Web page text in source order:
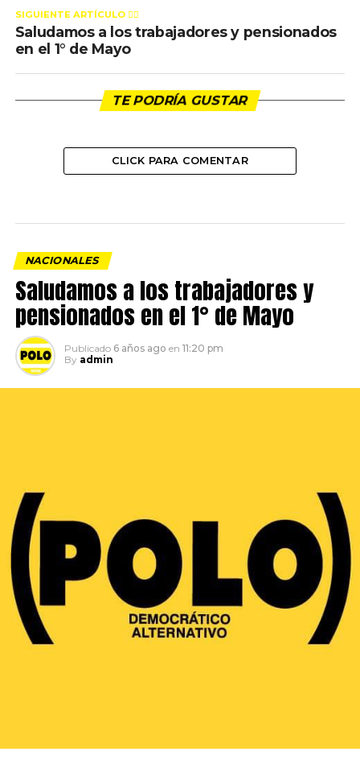
SIGUIENTE ARTÍCULO 👈🏻
Saludamos a los trabajadores y pensionados
en el 1° de Mayo
TE PODRÍA GUSTAR
CLICK PARA COMENTAR
NACIONALES
Saludamos a los trabajadores y
pensionados en el 1° de Mayo
Publicado 6 años ago en 11:20 pm
By admin